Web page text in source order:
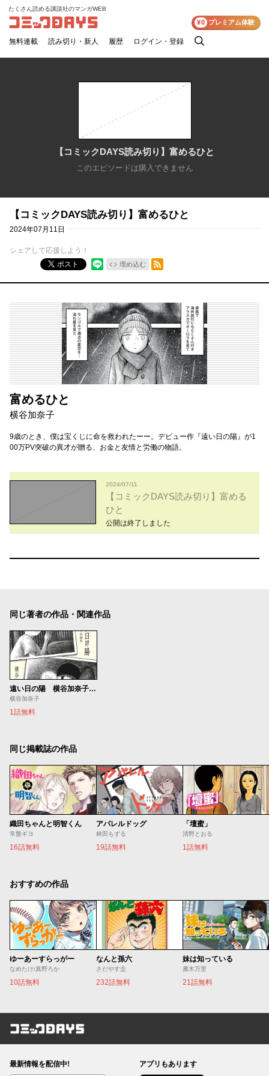
コミックDAYS
たくさん読める講談社のマンガWEB
無料連載 読み切り・新人 履歴 ログイン・登録
検
¥0 プレミアム体験
【コミックDAYS読み切り】富めるひと
このエピソードは購入できません
【コミックDAYS読み切り】富めるひと
2024年07月11日
シェアして応援しよう！
ポスト
埋め込む
RSSフィード
富めるひと
横谷加奈子
9歳のとき、僕は宝くじに命を救われたーー。デビュー作『遠い日の陽』が1
00万PV突破の異才が贈る、お金と友情と労働の物語。
2024/07/11
【コミックDAYS読み切り】富める
ひと
公開は終了しました
同じ著者の作品・関連作品
遠い日の陽 横谷加奈子短編集
横谷加奈子
1話無料
同じ掲載誌の作品
織田ちゃんと明智くん
常盤ギヨ
16話無料
アパレルドッグ
林田もずる
19話無料
「壇蜜」
清野とおる
1話無料
おすすめの作品
ゆーあーすらっがー
なめたけ/真野ろか
10話無料
なんと孫六
さだやす圭
232話無料
妹は知っている
雁木万里
21話無料
コミックDAYS
最新情報を配信中! アプリもあります